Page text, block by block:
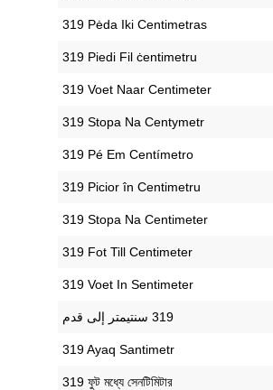
‎319 Pėda Iki Centimetras
‎319 Piedi Fil ċentimetru
‎319 Voet Naar Centimeter
‎319 Stopa Na Centymetr
‎319 Pé Em Centímetro
‎319 Picior în Centimetru
‎319 Stopa Na Centimeter
‎319 Fot Till Centimeter
‎319 Voet In Sentimeter
‎319 Ayaq Santimetr
‎319 ফুট মধ্যে সেনটিমিটার